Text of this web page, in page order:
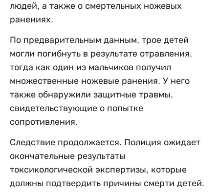
людей, а также о смертельных ножевых
ранениях.
По предварительным данным, трое детей
могли погибнуть в результате отравления,
тогда как один из мальчиков получил
множественные ножевые ранения. У него
также обнаружили защитные травмы,
свидетельствующие о попытке
сопротивления.
Следствие продолжается. Полиция ожидает
окончательные результаты
токсикологической экспертизы, которые
должны подтвердить причины смерти детей.